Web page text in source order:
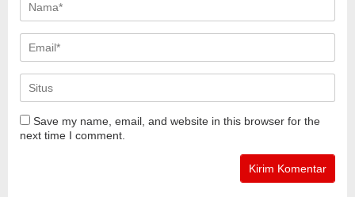
Save my name, email, and website in this browser for the
next time I comment.